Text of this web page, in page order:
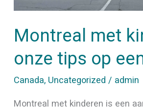
Montreal met
onze tips op
Canada, Uncategorized / admin
Montreal met kinderen is een